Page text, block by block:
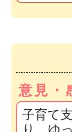
意見・
子育て
り、ゆ